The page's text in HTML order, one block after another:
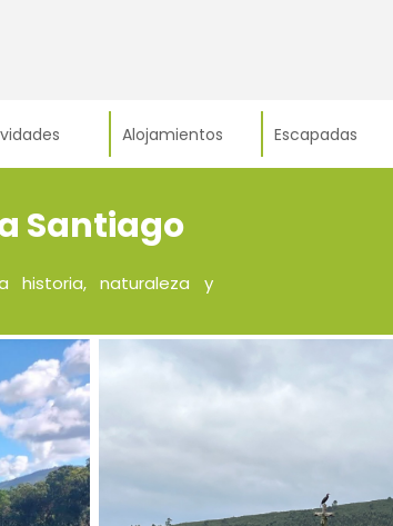
Alojamientos Escapadas
Santiago
naturaleza y